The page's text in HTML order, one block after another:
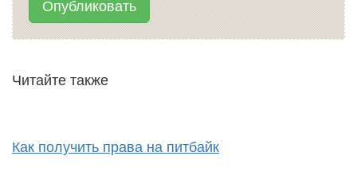
Опубликовать
Читайте также
Как получить права на питбайк